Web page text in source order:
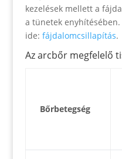
kezelések mellett a
a tünetek
ide: fájdalomcsillapítás.
Az arcbőr megfelelő
Bőrbetegség